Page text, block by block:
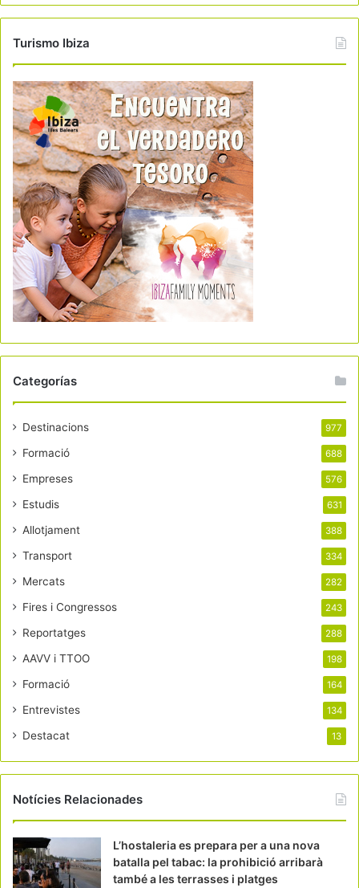
Turismo Ibiza
Categorías
Destinacions 977
Formació 688
Empreses 576
Estudis 631
Allotjament 388
Transport 334
Mercats 282
Fires i Congressos 243
Reportatges 288
AAVV i TTOO 198
Formació 164
Entrevistes 134
Destacat 13
Notícies Relacionades
L’hostaleria es prepara per a una nova
batalla pel tabac: la prohibició arribarà
també a les terrasses i platges